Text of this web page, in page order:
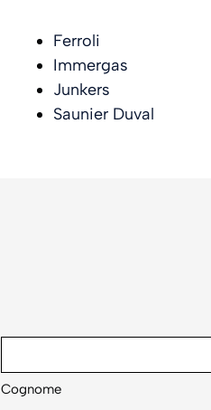
Ferroli
Immergas
Junkers
Saunier Duval
Cognome